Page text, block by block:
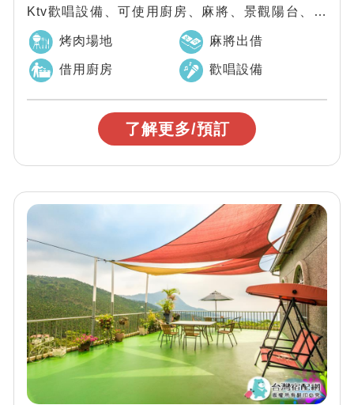
Ktv歡唱設備、可使用廚房、麻將、景觀陽台、浴
缸房型。輕鬆散步可以台灣亞馬遜河之稱的...
烤肉場地 麻將出借
借用廚房 歡唱設備
了解更多/預訂